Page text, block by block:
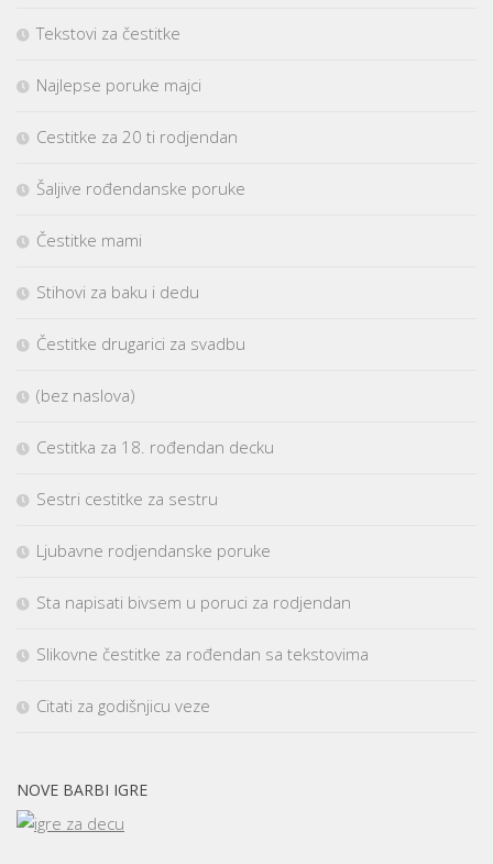
Tekstovi za čestitke
Najlepse poruke majci
Cestitke za 20 ti rodjendan
Šaljive rođendanske poruke
Čestitke mami
Stihovi za baku i dedu
Čestitke drugarici za svadbu
(bez naslova)
Cestitka za 18. rođendan decku
Sestri cestitke za sestru
Ljubavne rodjendanske poruke
Sta napisati bivsem u poruci za rodjendan
Slikovne čestitke za rođendan sa tekstovima
Citati za godišnjicu veze
NOVE BARBI IGRE